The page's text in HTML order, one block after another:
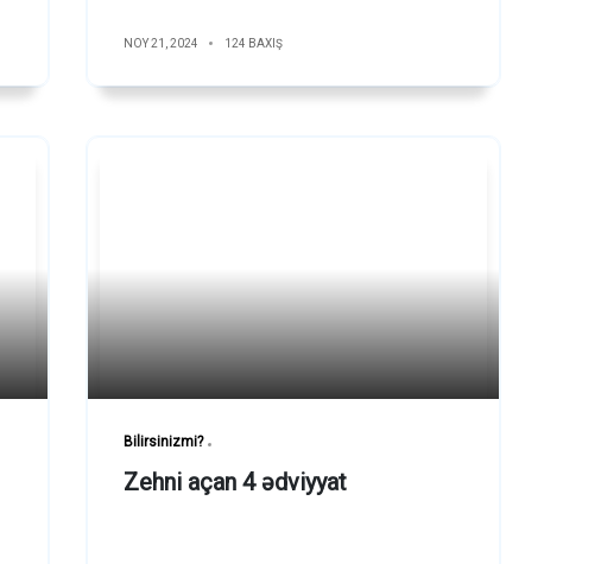
NOY 21, 2024 124 BAXIŞ
Bilirsinizmi?
Zehni açan 4 ədviyyat